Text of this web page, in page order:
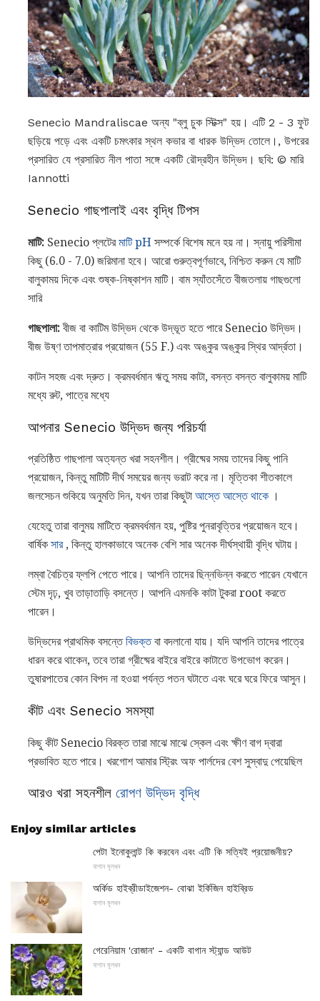
Senecio Mandraliscae অন্য "ব্লু চুক স্টিক্স" হয়। এটি 2 - 3 ফুট
ছড়িয়ে পড়ে এবং একটি চমৎকার স্থল কভার বা ধারক উদ্ভিদ তোলে।, উপরের
প্রসারিত যে প্রসারিত নীল পাতা সঙ্গে একটি রৌদ্রহীন উদ্ভিদ। ছবি: © মারি
Iannotti
Senecio গাছপালাই এবং বৃদ্ধি টিপস
মাটি: Senecio প্লটেরমাটি pH সম্পর্কে বিশেষ মনে হয় না। স্নায়ু পরিসীমা
কিছু (6.0 - 7.0) জরিমানা হবে। আরো গুরুত্বপূর্ণভাবে, নিশ্চিত করুন যে মাটি
বালুকাময় দিকে এবং শুষ্ক-নিষ্কাশন মাটি। বাম স্যাঁতসেঁতে বীজতলায় গাছগুলো
সারি
গাছপালা:বীজ বা কাটিম উদ্ভিদ থেকে উদ্ভূত হতে পারে Senecio উদ্ভিদ।
বীজ উষ্ণ তাপমাত্রার প্রয়োজন (55 F.) এবং অঙ্কুর অঙ্কুর স্থির আর্দ্রতা।
কাটন সহজ এবং দ্রুত। ক্রমবর্ধমান ঋতু সময় কাটা, বসন্ত বসন্ত বালুকাময় মাটি
মধ্যে রুট, পাত্রে মধ্যে
আপনার Senecio উদ্ভিদ জন্য পরিচর্যা
প্রতিষ্ঠিত গাছপালা অত্যন্ত খরা সহনশীল। গ্রীষ্মের সময় তাদের কিছু পানি
প্রয়োজন, কিন্তু মাটিটি দীর্ঘ সময়ের জন্য ভরাট করে না। মৃত্তিকা শীতকালে
জলসেচন শুকিয়ে অনুমতি দিন, যখন তারা কিছুটা আস্তে আস্তে থাকে ।
যেহেতু তারা বালুময় মাটিতে ক্রমবর্ধমান হয়, পুষ্টির পুনরাবৃত্তির প্রয়োজন হবে।
বার্ষিক সার, কিন্তু হালকাভাবে অনেক বেশি সার অনেক দীর্ঘস্থায়ী বৃদ্ধি ঘটায়।
লম্বা বৈচিত্র ফ্লপি পেতে পারে। আপনি তাদের ছিন্নভিন্ন করতে পারেন যেখানে
স্টেম দৃঢ়, খুব তাড়াতাড়ি বসন্তে। আপনি এমনকি কাটা টুকরা root করতে
পারেন।
উদ্ভিদের প্রাথমিক বসন্তেবিভক্তবা বদলানো যায়। যদি আপনি তাদের পাত্রে
ধারন করে থাকেন, তবে তারা গ্রীষ্মের বাইরে বাইরে কাটাতে উপভোগ করেন।
তুষারপাতের কোন বিপদ না হওয়া পর্যন্ত পতন ঘটাতে এবং ঘরে ঘরে ফিরে আসুন।
কীট এবং Senecio সমস্যা
কিছু কীট Senecio বিরক্ত তারা মাঝে মাঝে স্কেল এবং ক্ষীণ বাগ দ্বারা
প্রভাবিত হতে পারে। খরগোশ আমার স্ট্রিং অফ পার্লদের বেশ সুস্বাদু পেয়েছিল
আরও খরা সহনশীল রোপণ উদ্ভিদ বৃদ্ধি
Enjoy similar articles
পেটা ইনোকুলান্ট কি করবেন এবং এটি কি সত্যিই প্রয়োজনীয়?
বাগান মূলধন
অর্কিড হাইব্রীডাইজেশন- বোঝা ইর্কিজিন হাইব্রিড
বাগান মূলধন
গেরেনিয়াম 'রোজান' - একটি বাগান স্ট্যান্ড আউট
বাগান মূলধন